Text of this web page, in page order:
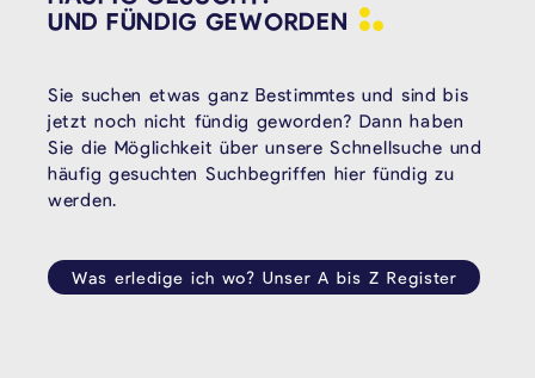
UND FÜNDIG GEWORDEN
Sie suchen etwas ganz Bestimmtes und sind bis
jetzt noch nicht fündig geworden? Dann haben
Sie die Möglichkeit über unsere Schnellsuche und
häufig gesuchten Suchbegriffen hier fündig zu
werden.
Was erledige ich wo? Unser A bis Z Register